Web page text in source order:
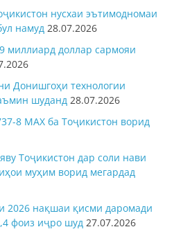
нусхаи эътимодномаи
намуд 28.07.2026
миллиард доллар сармояи
Донишгоҳи технологии
шуданд 28.07.2026
8 MAX ба Тоҷикистон ворид
Тоҷикистон дар соли нави
муҳим ворид мегардад
2026 нақшаи қисми даромади
фоиз иҷро шуд 27.07.2026